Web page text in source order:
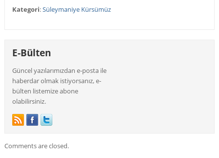
Kategori:Süleymaniye Kürsümüz
E-Bülten
Güncel yazılarımızdan e-posta ile
haberdar olmak istiyorsanız, e-
bülten listemize abone
olabilirsiniz.
Comments are closed.